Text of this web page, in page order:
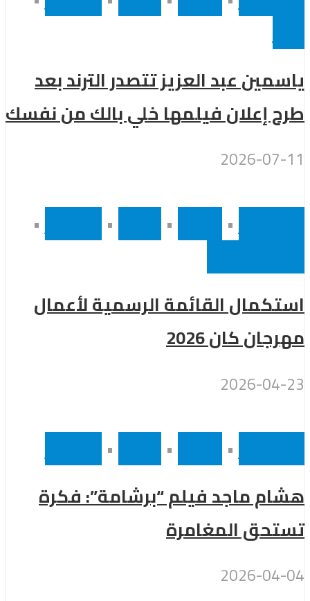
ياسمين عبد العزيز تتصدر الترند بعد
طرح إعلان فيلمها خلي بالك من نفسك
2026-07-11
•
•
•
•
استكمال القائمة الرسمية لأعمال
مهرجان كان 2026
2026-04-23
•
•
•
هشام ماجد فيلم “برشامة”: فكرة
تستحق المغامرة
2026-04-04